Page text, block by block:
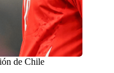
de Chile